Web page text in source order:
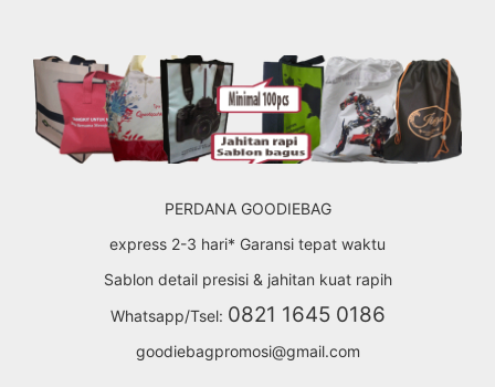
content
PERDANA GOODIEBAG
express 2-3 hari* Garansi tepat waktu
Sablon detail presisi & jahitan kuat rapih
Whatsapp/Tsel: 0821 1645 0186
goodiebagpromosi@gmail.com